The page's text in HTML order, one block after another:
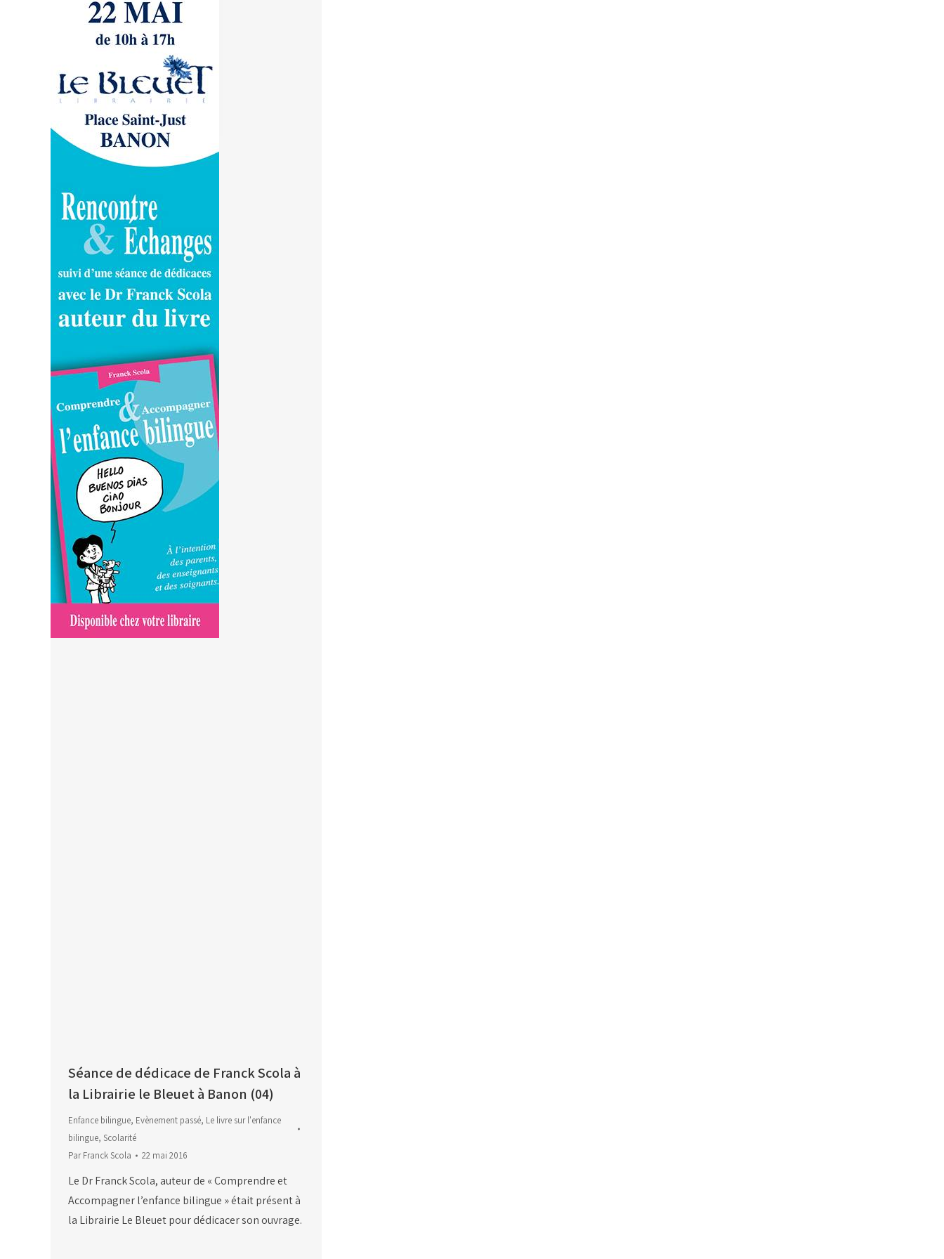
Séance de dédicace de Franck Scola à
la Librairie le Bleuet à Banon (04)
Enfance bilingue, Evènement passé, Le livre sur l'enfance
bilingue, Scolarité
ParFranck Scola 22 mai 2016
Le Dr Franck Scola, auteur de « Comprendre et
Accompagner l’enfance bilingue » était présent à
la Librairie Le Bleuet pour dédicacer son ouvrage.